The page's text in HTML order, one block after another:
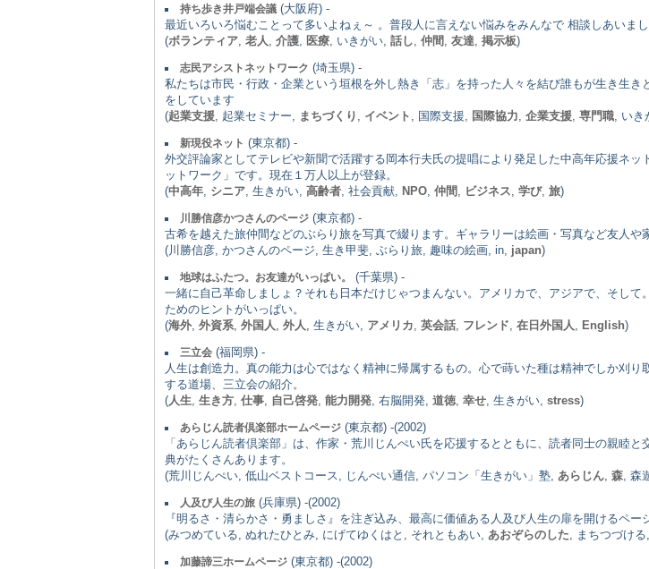
持ち歩き井戸端会議 (大阪府) -
最近いろいろ悩むことって多いよねぇ～ 。普段人に言えない悩みをみんなで 相談しあいまし
(ボランティア 老人 介護 医療 , いきがい, 話し 仲間 友達 掲示板)
志民アシストネットワーク (埼玉県) -
私たちは市民・行政・企業という垣根を外し熱き「志」を持った人々を結び誰もが生き生
をしています
(起業支援 , 起業セミナー, まちづくり イベント , 国際支援, 国際協力 企業支援 専門職 , い
新現役ネット (東京都) -
外交評論家としてテレビや新聞で活躍する岡本行夫氏の提唱により発足した中高年応援ネ
ットワーク」です。現在１万人以上が登録。
(中高年 シニア , 生きがい, 高齢者 , 社会貢献, NPO 仲間 ビジネス 学び, 旅)
川勝信彦かつさんのページ (東京都) -
古希を越えた旅仲間などのぶらり旅を写真で綴ります。ギャラリーは絵画・写真など友人や
(川勝信彦, かつさんのページ, 生き甲斐, ぶらり旅, 趣味の絵画, in, japan)
地球はふたつ。お友達がいっぱい。
(千葉県) -
一緒に自己革命しましょ？それも日本だけじゃつまんない。アメリカで、アジアで、そし
ためのヒントがいっぱい。
(海外 外資系 外国人 外人 , 生きがい, アメリカ 英会話 フレンド 在日外国人 English)
三立会 (福岡県) -
人生は創造力。真の能力は心ではなく精神に帰属するもの。心で蒔いた種は精神でしか刈
する道場、三立会の紹介。
( 人生 生き方 仕事 自己啓発 能力開発 , 右脳開発, 道徳 幸せ , 生きがい, stress)
あらじん読者倶楽部ホームページ (東京都) -(2002)
「あらじん読者倶楽部」は、作家・荒川じんぺい氏を応援するとともに、読者同士の親睦
典がたくさんあります。
(荒川じんぺい, 低山ベストコース, じんぺい通信, パソコン「生きがい」塾, あらじん 森 ,
人及び人生の旅 (兵庫県) -(2002)
『明るさ・清らかさ・勇ましさ』を注ぎ込み、最高に価値ある人及び人生の扉を開けるペー
(みつめている, ぬれたひとみ, にげてゆくはと, それともあい, あおぞらのした , まちつづけ
加藤諦三ホームページ (東京都) -(2002)